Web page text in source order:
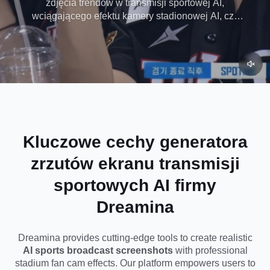
zdjęcia trendów w transmisji sportowej AI,
wciągającego efektu kamery stadionowej AI, czy
godnego udostępnienia zrzutu ekranu transmisji
telewizyjnej AI, Dreamina pomaga natychmiast
generować filmowe reakcje fanów, momenty tłumu i
estetykę "uchwyconą w aparacie" dzięki potężnym
podpowiedziom i narzędzia do edycji AI.
Kluczowe cechy generatora
zrzutów ekranu transmisji
sportowych AI firmy
Dreamina
Dreamina provides cutting-edge tools to create realistic
AI sports broadcast screenshotswith professional
stadium fan cam effects. Our platform empowers users to